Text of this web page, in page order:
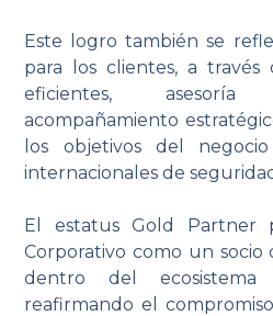
Este logro también se
para los clientes, a través
eficientes,
acompañamiento
los objetivos del
internacionales de
El estatus Gold Partner
Corporativo como un
dentro del
reafirmando el